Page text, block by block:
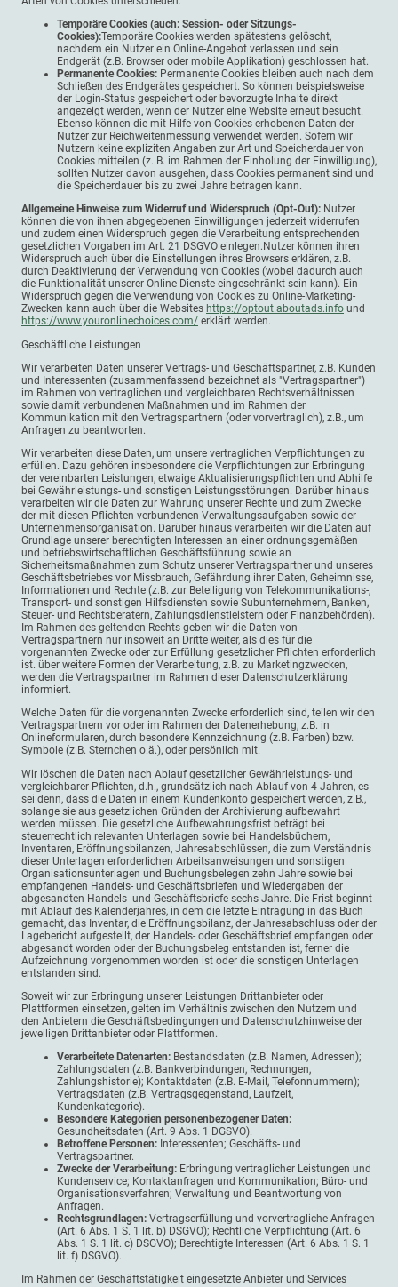
Temporäre Cookies (auch: Session- oder Sitzungs-
Cookies):Temporäre Cookies werden spätestens gelöscht,
nachdem ein Nutzer ein Online-Angebot verlassen und sein
Endgerät (z.B. Browser oder mobile Applikation) geschlossen hat.
Permanente Cookies: Permanente Cookies bleiben auch nach dem
Schließen des Endgerätes gespeichert. So können beispielsweise
der Login-Status gespeichert oder bevorzugte Inhalte direkt
angezeigt werden, wenn der Nutzer eine Website erneut besucht.
Ebenso können die mit Hilfe von Cookies erhobenen Daten der
Nutzer zur Reichweitenmessung verwendet werden. Sofern wir
Nutzern keine expliziten Angaben zur Art und Speicherdauer von
Cookies mitteilen (z. B. im Rahmen der Einholung der Einwilligung),
sollten Nutzer davon ausgehen, dass Cookies permanent sind und
die Speicherdauer bis zu zwei Jahre betragen kann.
Allgemeine Hinweise zum Widerruf und Widerspruch (Opt-Out): Nutzer
können die von ihnen abgegebenen Einwilligungen jederzeit widerrufen
und zudem einen Widerspruch gegen die Verarbeitung entsprechenden
gesetzlichen Vorgaben im Art. 21 DSGVO einlegen.Nutzer können ihren
Widerspruch auch über die Einstellungen ihres Browsers erklären, z.B.
durch Deaktivierung der Verwendung von Cookies (wobei dadurch auch
die Funktionalität unserer Online-Dienste eingeschränkt sein kann). Ein
Widerspruch gegen die Verwendung von Cookies zu Online-Marketing-
Zwecken kann auch über die Websites https://optout.aboutads.info und
https://www.youronlinechoices.com/ erklärt werden.
Geschäftliche Leistungen
Wir verarbeiten Daten unserer Vertrags- und Geschäftspartner, z.B. Kunden
und Interessenten (zusammenfassend bezeichnet als "Vertragspartner")
im Rahmen von vertraglichen und vergleichbaren Rechtsverhältnissen
sowie damit verbundenen Maßnahmen und im Rahmen der
Kommunikation mit den Vertragspartnern (oder vorvertraglich), z.B., um
Anfragen zu beantworten.
Wir verarbeiten diese Daten, um unsere vertraglichen Verpflichtungen zu
erfüllen. Dazu gehören insbesondere die Verpflichtungen zur Erbringung
der vereinbarten Leistungen, etwaige Aktualisierungspflichten und Abhilfe
bei Gewährleistungs- und sonstigen Leistungsstörungen. Darüber hinaus
verarbeiten wir die Daten zur Wahrung unserer Rechte und zum Zwecke
der mit diesen Pflichten verbundenen Verwaltungsaufgaben sowie der
Unternehmensorganisation. Darüber hinaus verarbeiten wir die Daten auf
Grundlage unserer berechtigten Interessen an einer ordnungsgemäßen
und betriebswirtschaftlichen Geschäftsführung sowie an
Sicherheitsmaßnahmen zum Schutz unserer Vertragspartner und unseres
Geschäftsbetriebes vor Missbrauch, Gefährdung ihrer Daten, Geheimnisse,
Informationen und Rechte (z.B. zur Beteiligung von Telekommunikations-,
Transport- und sonstigen Hilfsdiensten sowie Subunternehmern, Banken,
Steuer- und Rechtsberatern, Zahlungsdienstleistern oder Finanzbehörden).
Im Rahmen des geltenden Rechts geben wir die Daten von
Vertragspartnern nur insoweit an Dritte weiter, als dies für die
vorgenannten Zwecke oder zur Erfüllung gesetzlicher Pflichten erforderlich
ist. über weitere Formen der Verarbeitung, z.B. zu Marketingzwecken,
werden die Vertragspartner im Rahmen dieser Datenschutzerklärung
informiert.
Welche Daten für die vorgenannten Zwecke erforderlich sind, teilen wir den
Vertragspartnern vor oder im Rahmen der Datenerhebung, z.B. in
Onlineformularen, durch besondere Kennzeichnung (z.B. Farben) bzw.
Symbole (z.B. Sternchen o.ä.), oder persönlich mit.
Wir löschen die Daten nach Ablauf gesetzlicher Gewährleistungs- und
vergleichbarer Pflichten, d.h., grundsätzlich nach Ablauf von 4 Jahren, es
sei denn, dass die Daten in einem Kundenkonto gespeichert werden, z.B.,
solange sie aus gesetzlichen Gründen der Archivierung aufbewahrt
werden müssen. Die gesetzliche Aufbewahrungsfrist beträgt bei
steuerrechtlich relevanten Unterlagen sowie bei Handelsbüchern,
Inventaren, Eröffnungsbilanzen, Jahresabschlüssen, die zum Verständnis
dieser Unterlagen erforderlichen Arbeitsanweisungen und sonstigen
Organisationsunterlagen und Buchungsbelegen zehn Jahre sowie bei
empfangenen Handels- und Geschäftsbriefen und Wiedergaben der
abgesandten Handels- und Geschäftsbriefe sechs Jahre. Die Frist beginnt
mit Ablauf des Kalenderjahres, in dem die letzte Eintragung in das Buch
gemacht, das Inventar, die Eröffnungsbilanz, der Jahresabschluss oder der
Lagebericht aufgestellt, der Handels- oder Geschäftsbrief empfangen oder
abgesandt worden oder der Buchungsbeleg entstanden ist, ferner die
Aufzeichnung vorgenommen worden ist oder die sonstigen Unterlagen
entstanden sind.
Soweit wir zur Erbringung unserer Leistungen Drittanbieter oder
Plattformen einsetzen, gelten im Verhältnis zwischen den Nutzern und
den Anbietern die Geschäftsbedingungen und Datenschutzhinweise der
jeweiligen Drittanbieter oder Plattformen.
Verarbeitete Datenarten: Bestandsdaten (z.B. Namen, Adressen);
Zahlungsdaten (z.B. Bankverbindungen, Rechnungen,
Zahlungshistorie); Kontaktdaten (z.B. E-Mail, Telefonnummern);
Vertragsdaten (z.B. Vertragsgegenstand, Laufzeit,
Kundenkategorie).
Besondere Kategorien personenbezogener Daten:
Gesundheitsdaten (Art. 9 Abs. 1 DGSVO).
Betroffene Personen: Interessenten; Geschäfts- und
Vertragspartner.
Zwecke der Verarbeitung: Erbringung vertraglicher Leistungen und
Kundenservice; Kontaktanfragen und Kommunikation; Büro- und
Organisationsverfahren; Verwaltung und Beantwortung von
Anfragen.
Rechtsgrundlagen: Vertragserfüllung und vorvertragliche Anfragen
(Art. 6 Abs. 1 S. 1 lit. b) DSGVO); Rechtliche Verpflichtung (Art. 6
Abs. 1 S. 1 lit. c) DSGVO); Berechtigte Interessen (Art. 6 Abs. 1 S. 1
lit. f) DSGVO).
Im Rahmen der Geschäftstätigkeit eingesetzte Anbieter und Services